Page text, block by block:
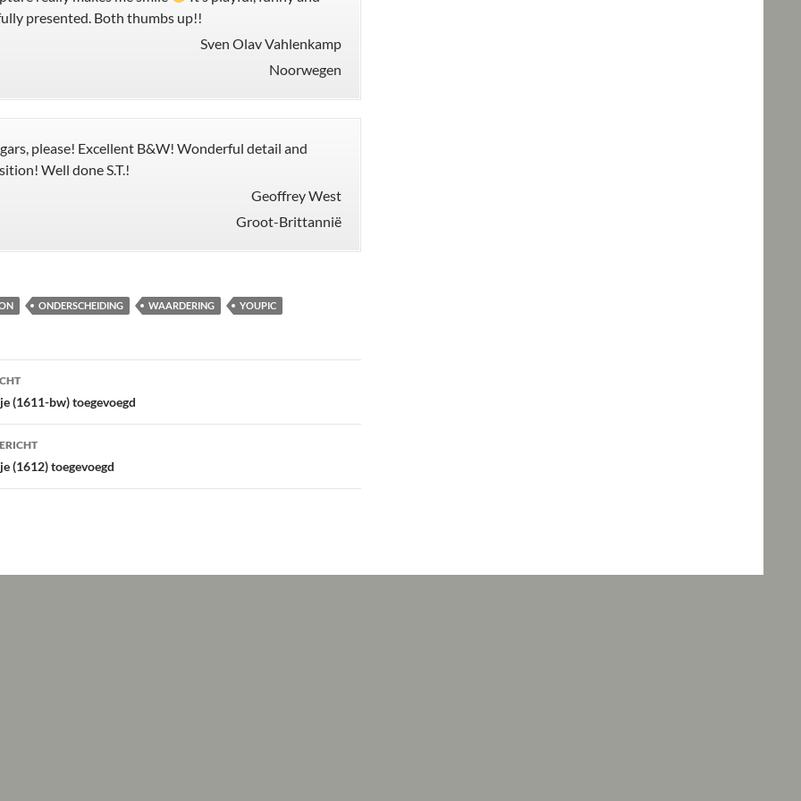
presented. Both thumbs up!!
Sven Olav Vahlenkamp
Noorwegen
please! Excellent B&W! Wonderful detail and
Well done S.T.!
Geoffrey West
Groot-Brittannië
ONDERSCHEIDING WAARDERING YOUPIC
(1611-bw) toegevoegd
(1612) toegevoegd